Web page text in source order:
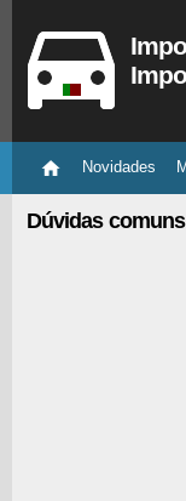
 Novidades
Dúvidas